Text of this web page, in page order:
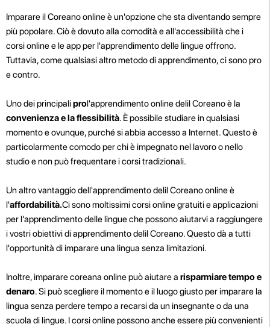
Imparare il Coreano online è un'opzione che sta diventando sempre
più popolare. Ciò è dovuto alla comodità e all'accessibilità che i
corsi online e le app per l'apprendimento delle lingue offrono.
Tuttavia, come qualsiasi altro metodo di apprendimento, ci sono pro
e contro.
Uno dei principaliprol'apprendimento online delil Coreano è la
convenienza e la flessibilità. È possibile studiare in qualsiasi
momento e ovunque, purché si abbia accesso a Internet. Questo è
particolarmente comodo per chi è impegnato nel lavoro o nello
studio e non può frequentare i corsi tradizionali.
Un altro vantaggio dell'apprendimento delil Coreano online è
l'affordabilità.Ci sono moltissimi corsi online gratuiti e applicazioni
per l'apprendimento delle lingue che possono aiutarvi a raggiungere
i vostri obiettivi di apprendimento delil Coreano. Questo dà a tutti
l'opportunità di imparare una lingua senza limitazioni.
Inoltre, imparare coreana online può aiutare a risparmiare tempo e
denaro. Si può scegliere il momento e il luogo giusto per imparare la
lingua senza perdere tempo a recarsi da un insegnante o da una
scuola di lingue. I corsi online possono anche essere più convenienti